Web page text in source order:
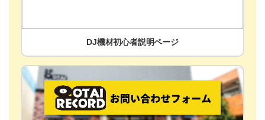
DJ機材初心者説明ページ